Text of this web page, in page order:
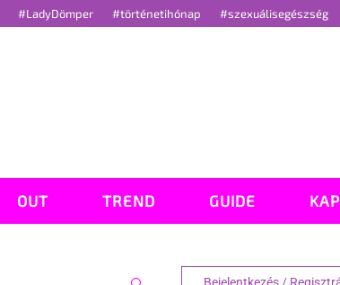
#LadyDömper #történetihónap #szexuálisegészség
OUT TREND GUIDE
Bejelentkezés /